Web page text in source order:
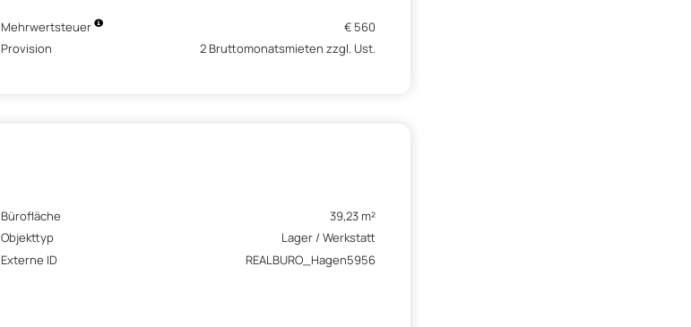
Mehrwertsteuer
€ 560
Provision 2 Bruttomonatsmieten zzgl. Ust.
Bürofläche
39,23 m²
Objekttyp
Lager / Werkstatt
Externe ID REALBURO_Hagen5956